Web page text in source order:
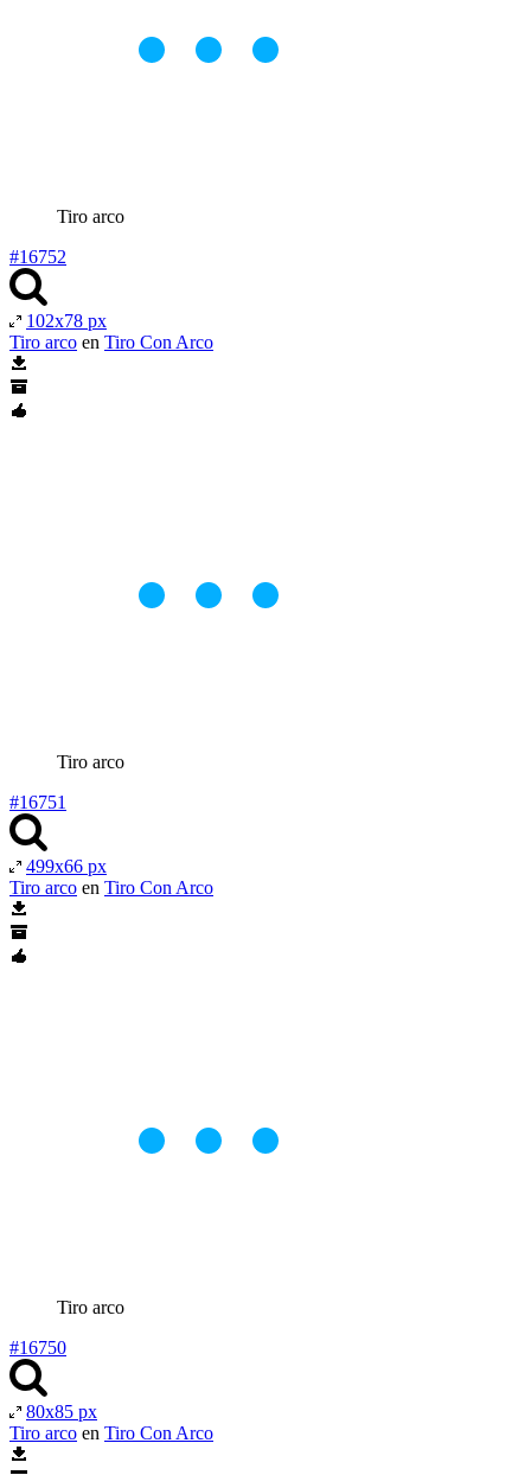
Tiro arco
#16752
102x78 px
Tiro arco en Tiro Con Arco
Tiro arco
#16751
499x66 px
Tiro arco en Tiro Con Arco
Tiro arco
#16750
80x85 px
Tiro arco en Tiro Con Arco